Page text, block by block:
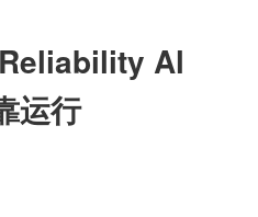
Al
运行